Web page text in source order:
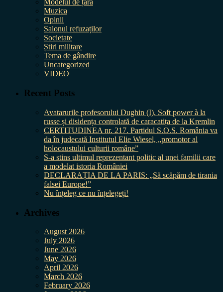
Modelul de țară
Muzica
Opinii
Salonul refuzaților
Societate
Știri militare
Tema de gândire
Uncategorized
VIDEO
Recent Posts
Avatarurile profesorului Dughin (I). Soft power à la
russe și disidența controlată de caracatița de la Kremlin
CERTITUDINEA nr. 217. Partidul S.O.S. România va
da în judecată Institutul Elie Wiesel, „promotor al
holocaustului culturii române”
S-a stins ultimul reprezentant politic al unei familii care
a modelat istoria României
DECLARAȚIA DE LA PARIS: „Să scăpăm de tirania
falsei Europe!”
Nu înțeleg ce nu înțelegeți!
Archives
August 2026
July 2026
June 2026
May 2026
April 2026
March 2026
February 2026